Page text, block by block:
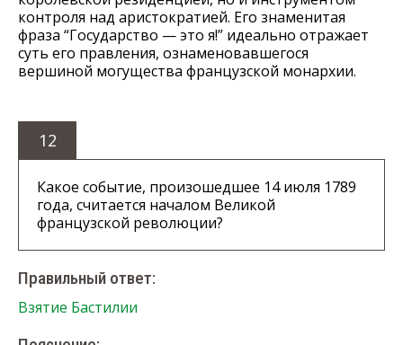
контроля над аристократией. Его знаменитая
фраза “Государство — это я!” идеально отражает
суть его правления, ознаменовавшегося
вершиной могущества французской монархии.
12
Какое событие, произошедшее 14 июля 1789
года, считается началом Великой
французской революции?
Правильный ответ:
Взятие Бастилии